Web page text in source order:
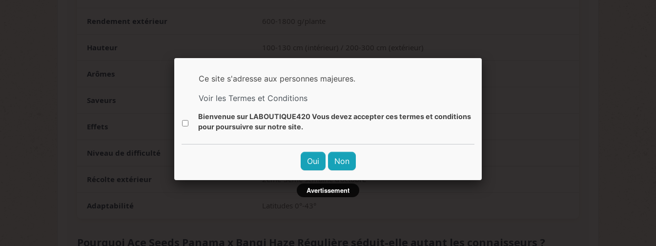
Rendement extérieur 600-1800 g/plante
Hauteur 100-130 cm (intérieur) / 200-300 cm (extérieur)
Arômes Floral, encens, musqué, citron, carotte douce, anis
Saveurs Sucrée, fruitée, citrique, épicée, florale
Effets Psychédélique, euphorique, créatif, énergisant, cérébral
Niveau de difficulté
Récolte extérieur 2ème-3ème semaine d'octobre
Adaptabilité Latitudes 0°-43°
Pourquoi Ace Seeds Panama x Bangi Haze Régulière séduit-elle autant les connaisseurs ?
Ce site s'adresse aux personnes majeures.
Voir les Termes et Conditions
Bienvenue sur LABOUTIQUE420 Vous devez accepter ces termes et conditions
pour poursuivre sur notre site.
Oui Non
Avertissement